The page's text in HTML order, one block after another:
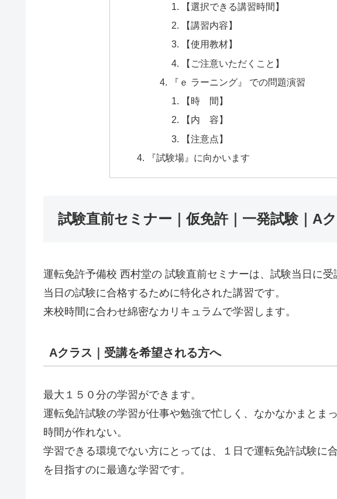
【選択できる講習時間】
【講習内容】
【使用教材】
【ご注意いただくこと】
『ｅ ラーニング』 での問題演習
【時 間】
【内 容】
【注意点】
『試験場』に向かいます
試験直前セミナー｜仮免許｜一発試験｜A
運転免許予備校 西村堂の 試験直前セミナーは、試験当日に受
当日の試験に合格するために特化された講習です。
来校時間に合わせ綿密なカリキュラムで学習します。
Aクラス｜受講を希望される方へ
最大１５０分の学習ができます。
運転免許試験の学習が仕事や勉強で忙しく、なかなかまとま
時間が作れない。
学習できる環境でない方にとっては、１日で運転免許試験に
を目指すのに最適な学習です。